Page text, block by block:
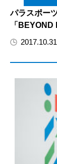
パラスポー
「
2017.10.31